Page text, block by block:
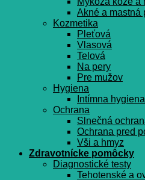
Akné a mastná
Kozmetika
Pleťová
Vlasová
Telová
Na pery
Pre mužov
Hygiena
Intímna hygiena
Ochrana
Slnečná
Ochrana pred
Vši a hmyz
Zdravotnícke pomôcky
Diagnostické testy
Tehotenské a